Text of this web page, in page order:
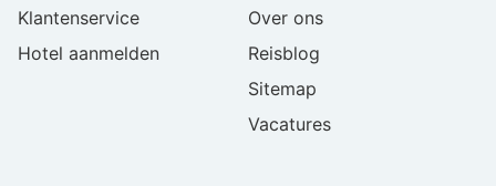
Klantenservice
Hotel aanmelden
Over ons
Reisblog
Sitemap
Vacatures